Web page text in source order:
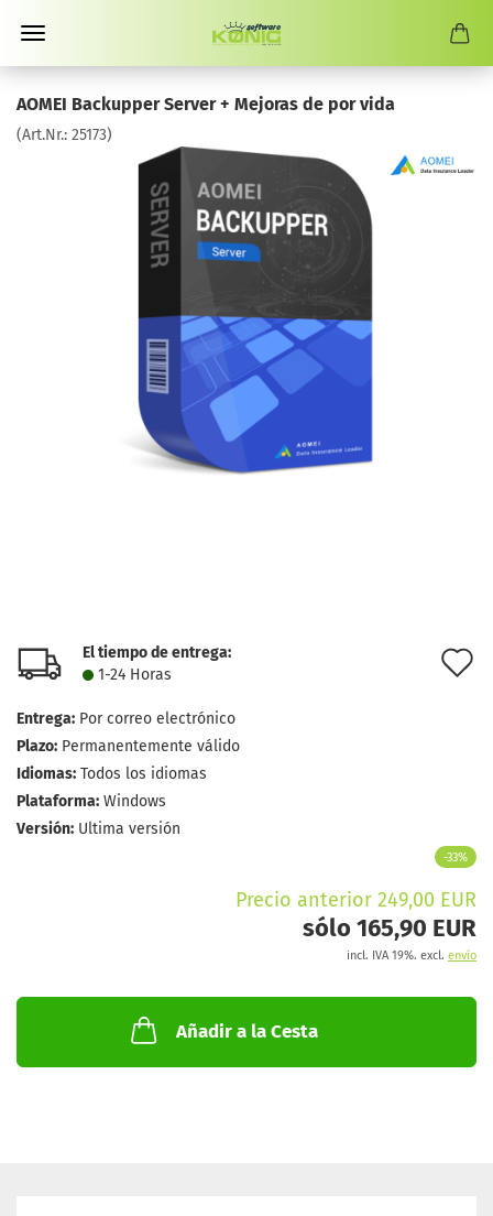
AOMEI Backupper Server + Mejoras de por vida
(Art.Nr.: 25173)
El tiempo de entrega:
1-24 Horas
Entrega: Por correo electrónico
Plazo: Permanentemente válido
Idiomas: Todos los idiomas
Plataforma: Windows
Versión: Ultima versión
-33%
Precio anterior 249,00 EUR
sólo 165,90 EUR
incl. IVA 19%. excl. envío
Añadir a la Cesta